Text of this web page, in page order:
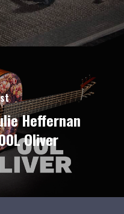
Heffernan
Oliver